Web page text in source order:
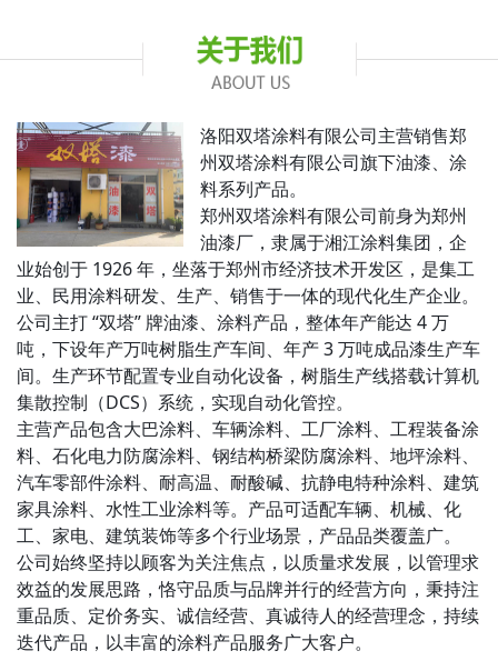
洛阳双塔涂料有限公司主营销售郑
州双塔涂料有限公司旗下油漆、涂
料系列产品。
郑州双塔涂料有限公司前身为郑州
油漆厂，隶属于湘江涂料集团，企
业始创于 1926 年，坐落于郑州市经济技术开发区，是集工
业、民用涂料研发、生产、销售于一体的现代化生产企业。
公司主打 “双塔” 牌油漆、涂料产品，整体年产能达 4 万
吨，下设年产万吨树脂生产车间、年产 3 万吨成品漆生产车
间。生产环节配置专业自动化设备，树脂生产线搭载计算机
集散控制（DCS）系统，实现自动化管控。
主营产品包含大巴涂料、车辆涂料、工厂涂料、工程装备涂
料、石化电力防腐涂料、钢结构桥梁防腐涂料、地坪涂料、
汽车零部件涂料、耐高温、耐酸碱、抗静电特种涂料、建筑
家具涂料、水性工业涂料等。产品可适配车辆、机械、化
工、家电、建筑装饰等多个行业场景，产品品类覆盖广。
公司始终坚持以顾客为关注焦点，以质量求发展，以管理求
效益的发展思路，恪守品质与品牌并行的经营方向，秉持注
重品质、定价务实、诚信经营、真诚待人的经营理念，持续
迭代产品，以丰富的涂料产品服务广大客户。